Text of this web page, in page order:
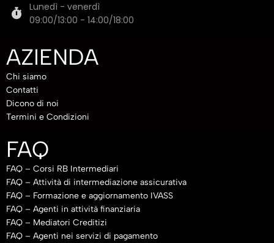
Lunedì - venerdì
09:00/13:00 - 14:00/18:00
AZIENDA
Chi siamo
Contatti
Dicono di noi
Termini e Condizioni
FAQ
FAQ – Corsi RB Intermediari
FAQ – Attività di intermediazione assicurativa
FAQ – Formazione e aggiornamento IVASS
FAQ – Agenti in attività finanziaria
FAQ – Mediatori Creditizi
FAQ – Agenti nei servizi di pagamento